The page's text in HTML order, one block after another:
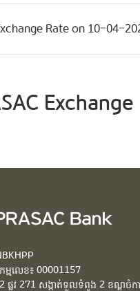
Rate on 10-04-
ម្មលេខ៖ 00001157
ផ្លូវ 271 សង្កាត់ទួលទំពូង 2 ខណ្ឌចំកា